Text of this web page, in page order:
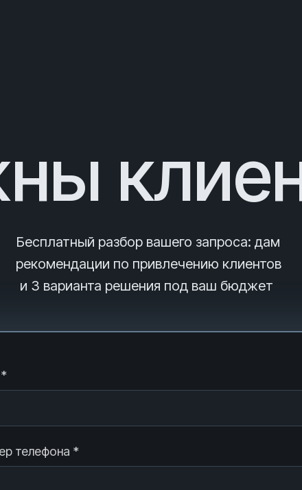
Бесплатный разбор вашего запроса: дам
рекомендации по привлечению клиентов
и 3 варианта решения под ваш бюджет
телефона *